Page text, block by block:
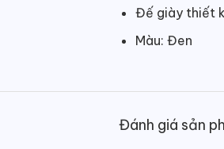
Đế giày thiết
Màu: Đen
Đánh giá sản